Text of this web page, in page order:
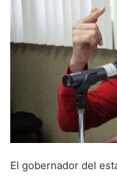
El gobernador del